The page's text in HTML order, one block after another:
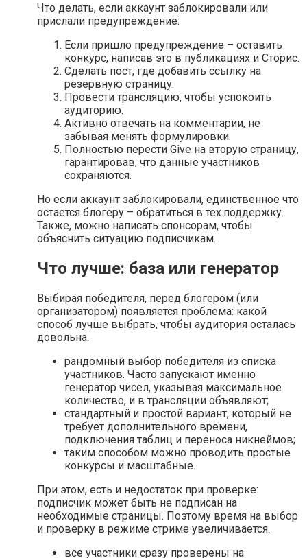
Что делать, если аккаунт заблокировали или
прислали предупреждение:
Если пришло предупреждение – оставить
конкурс, написав это в публикациях и Сторис.
Сделать пост, где добавить ссылку на
резервную страницу.
Провести трансляцию, чтобы успокоить
аудиторию.
Активно отвечать на комментарии, не
забывая менять формулировки.
Полностью перести Give на вторую страницу,
гарантировав, что данные участников
сохраняются.
Но если аккаунт заблокировали, единственное что
остается блогеру – обратиться в тех.поддержку.
Также, можно написать спонсорам, чтобы
объяснить ситуацию подписчикам.
Что лучше: база или генератор
Выбирая победителя, перед блогером (или
организатором) появляется проблема: какой
способ лучше выбрать, чтобы аудитория осталась
довольна.
рандомный выбор победителя из списка
участников. Часто запускают именно
генератор чисел, указывая максимальное
количество, и в трансляции объявляют;
стандартный и простой вариант, который не
требует дополнительного времени,
подключения таблиц и переноса никнеймов;
таким способом можно проводить простые
конкурсы и масштабные.
При этом, есть и недостаток при проверке:
подписчик может быть не подписан на
необходимые страницы. Поэтому время на выбор
и проверку в режиме стриме увеличивается.
все участники сразу проверены на